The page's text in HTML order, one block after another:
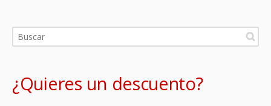
¿Quieres un descuento?